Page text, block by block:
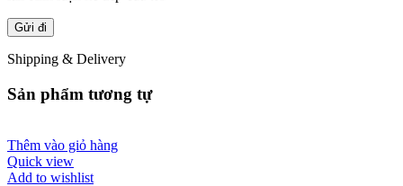
Shipping & Delivery
Sản phẩm tương tự
Thêm vào giỏ hàng
Quick view
Add to wishlist